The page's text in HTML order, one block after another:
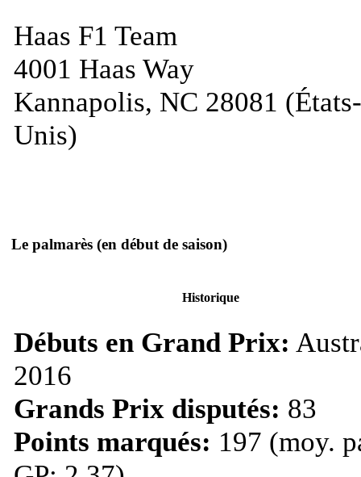
Haas F1 Team
4001 Haas Way
Kannapolis, NC 28081 (États-
Unis)
Le palmarès (en début de saison)
Historique
Débuts en Grand Prix:
2016
Grands Prix disputés: 83
Points marqués: 197 (moy.